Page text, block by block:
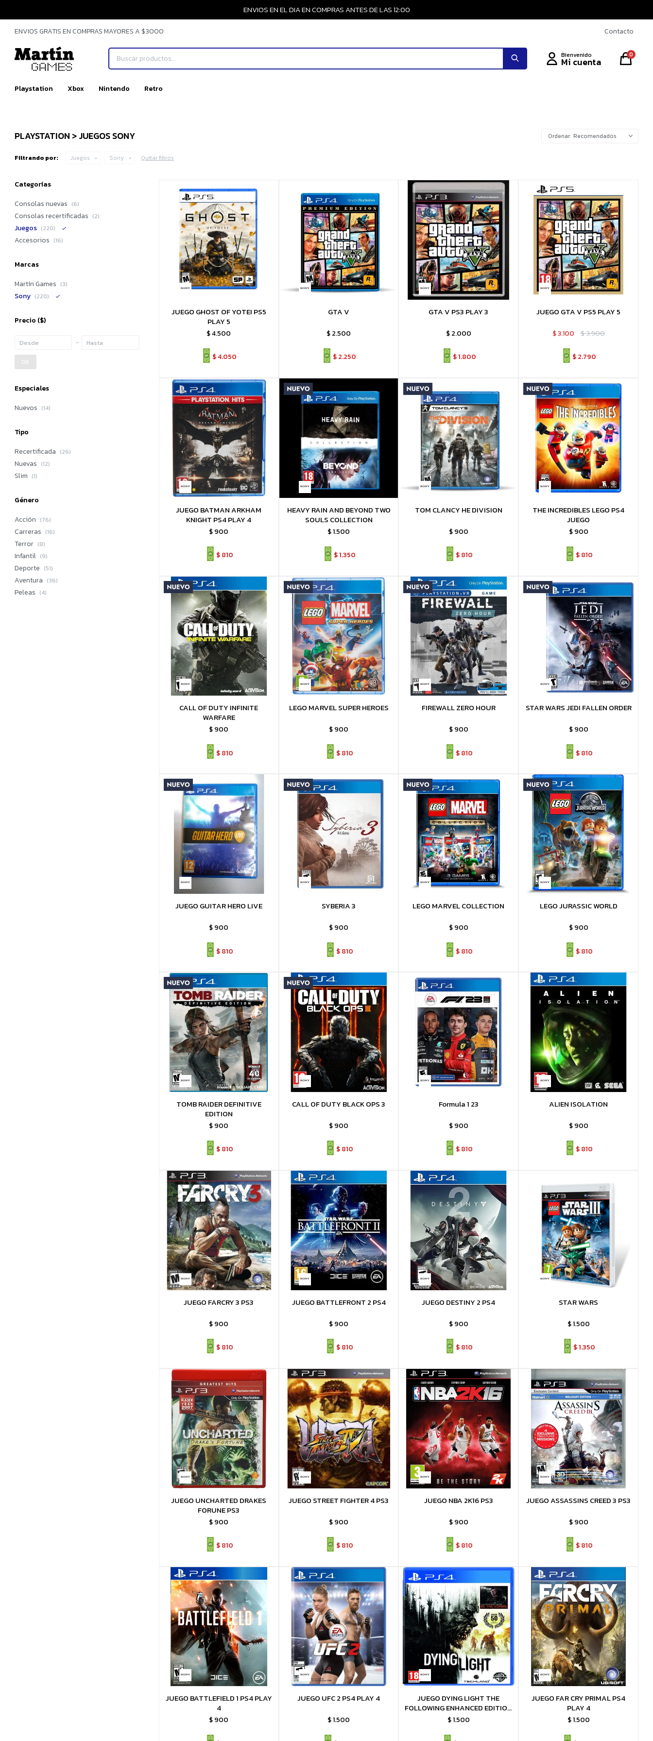
ENVIOS EN EL DIA EN COMPRAS ANTES DE LAS 12:00
Playstation Xbox Nintendo Retro
0
ENVIOS GRATIS EN COMPRAS MAYORES A $3000 Contacto
PLAYSTATION > JUEGOS SONY Recomendados
Filtrando por: Juegos Sony Quitar filtros
JUEGO GHOST OF YOTEI PS5
PLAY 5
$4.500
$4.050
GTA V
$2.500
$2.250
GTA V PS3 PLAY 3
$ 2.000
$1.800
JUEGO GTA V PS5 PLAY 5
$3.100 $3.900
$2.790
JUEGO BATMAN ARKHAM
KNIGHT PS4 PLAY 4
$900
$ 810
HEAVY RAIN AND BEYOND TWO
SOULS COLLECTION
$1.500
$1.350
TOM CLANCY HE DIVISION
$ 900
$810
THE INCREDIBLES LEGO PS4
JUEGO
$ 900
$810
CALL OF DUTY INFINITE
WARFARE
$900
$ 810
LEGO MARVEL SUPER HEROES
$900
$ 810
FIREWALL ZERO HOUR
$ 900
$810
STAR WARS JEDI FALLEN ORDER
$ 900
$810
JUEGO GUITAR HERO LIVE
$900
$ 810
SYBERIA 3
$900
$ 810
LEGO MARVEL COLLECTION
$ 900
$810
LEGO JURASSIC WORLD
$ 900
$810
TOMB RAIDER DEFINITIVE
EDITION
$900
$ 810
CALL OF DUTY BLACK OPS 3
$900
$ 810
Formula 1 23
$ 900
$810
ALIEN ISOLATION
$ 900
$810
JUEGO FARCRY 3 PS3
$900
$ 810
JUEGO BATTLEFRONT 2 PS4
$900
$ 810
JUEGO DESTINY 2 PS4
$ 900
$810
STAR WARS
$1.500
$1.350
JUEGO UNCHARTED DRAKES
FORUNE PS3
$900
$ 810
JUEGO STREET FIGHTER 4 PS3
$900
$ 810
JUEGO NBA 2K16 PS3
$ 900
$810
JUEGO ASSASSINS CREED 3 PS3
$ 900
$810
JUEGO BATTLEFIELD 1 PS4 PLAY
4
$900
JUEGO UFC 2 PS4 PLAY 4
$1.500
JUEGO DYING LIGHT THE
FOLLOWING ENHANCED EDITION
PS4 PLAY 4
$1.500
JUEGO FAR CRY PRIMAL PS4
PLAY 4
$1.500
Categorías
Consolas nuevas (6)
Consolas recertificadas (2)
Juegos (220)
Accesorios (16)
Marcas
Martín Games (3)
Sony (220)
Precio ($)
OK
Especiales
Nuevos (14)
Tipo
Recertificada (26)
Nuevas (12)
Slim (1)
Género
Acción (76)
Carreras (16)
Terror (8)
Infantil (9)
Deporte (51)
Aventura (36)
Peleas (4)